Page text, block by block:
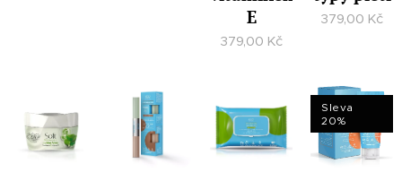
E
379,00 Kč
379,00 Kč
Sleva
20%